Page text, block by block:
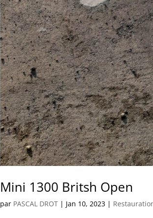
Mini 1300 Britsh Open
par PASCAL DROT | Jan 10, 2023 |